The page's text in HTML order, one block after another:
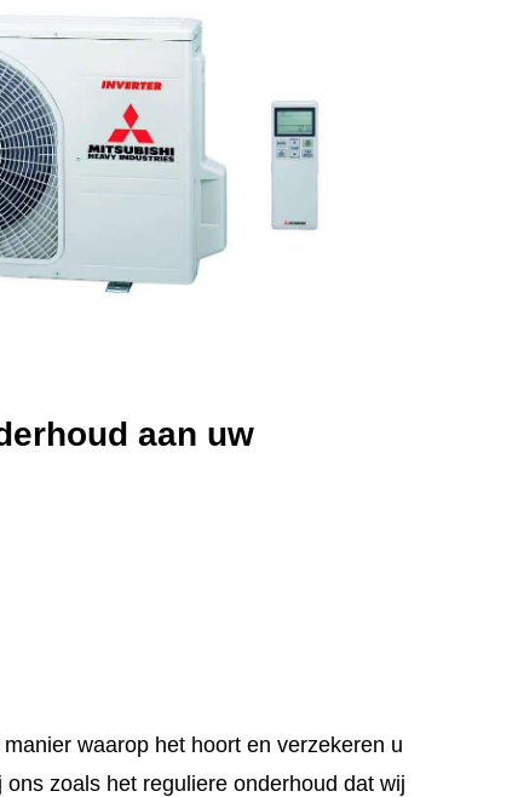
aan uw
waarop het hoort en verzekeren u
zoals het reguliere onderhoud dat wij